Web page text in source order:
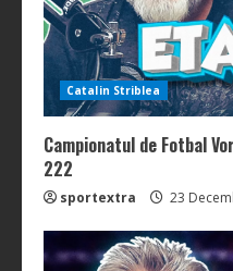
Catalin Striblea
Campionatul de Fotbal
222
sportextra 23